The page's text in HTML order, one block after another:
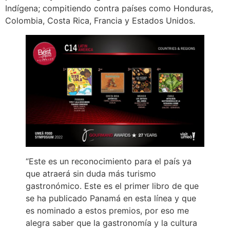
Indígena; compitiendo contra países como Honduras,
Colombia, Costa Rica, Francia y Estados Unidos.
“Este es un reconocimiento para el país ya
que atraerá sin duda más turismo
gastronómico. Este es el primer libro de que
se ha publicado Panamá en esta línea y que
es nominado a estos premios, por eso me
alegra saber que la gastronomía y la cultura